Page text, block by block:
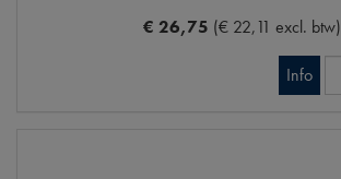
€ 26,75 (€ 22,11 excl. btw)
Info